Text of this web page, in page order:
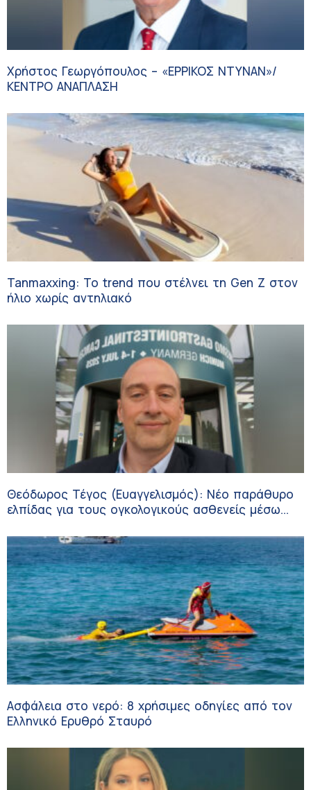
Χρήστος Γεωργόπουλος – «ΕΡΡΙΚΟΣ ΝΤΥΝΑΝ»/
ΚΕΝΤΡΟ ΑΝΑΠΛΑΣΗ
Tanmaxxing: To trend που στέλνει τη Gen Z στον
ήλιο χωρίς αντηλιακό
Θεόδωρος Τέγος (Ευαγγελισμός): Νέο παράθυρο
ελπίδας για τους ογκολογικούς ασθενείς μέσω
Ασφάλεια στο νερό: 8 χρήσιμες οδηγίες από τον
Ελληνικό Ερυθρό Σταυρό